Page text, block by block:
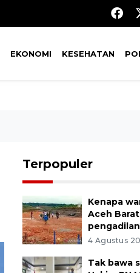
EKONOMI KESEHATAN
Terpopuler
Kenapa
Aceh
4 Agustus
Tak bawa